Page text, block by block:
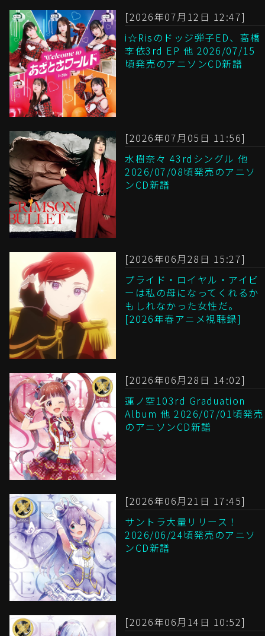
[2026年07月12日 12:47]
i☆Risのドッジ弾子ED、高橋
李依3rd EP 他 2026/07/15
頃発売のアニソンCD新譜
[2026年07月05日 11:56]
水樹奈々 43rdシングル 他
2026/07/08頃発売のアニソ
ンCD新譜
[2026年06月28日 15:27]
プライド・ロイヤル・アイビ
ーは私の母になってくれるか
もしれなかった女性だ。
[2026年春アニメ視聴録]
[2026年06月28日 14:02]
蓮ノ空103rd Graduation
Album 他 2026/07/01頃発売
のアニソンCD新譜
[2026年06月21日 17:45]
サントラ大量リリース！
2026/06/24頃発売のアニソ
ンCD新譜
[2026年06月14日 10:52]